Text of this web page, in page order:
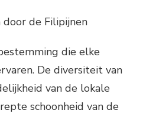
de Filipijnen
die elke
De diversiteit van
van de lokale
schoonheid van de